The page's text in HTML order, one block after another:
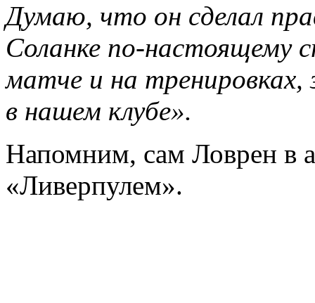
Думаю, что он сделал
Соланке по-настоящему
матче и на тренировках,
в нашем клубе».
Напомним, сам Ловрен в
«Ливерпулем».